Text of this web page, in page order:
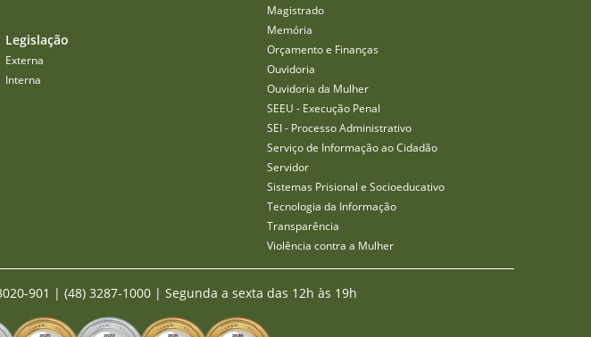
Legislação
Externa
Interna
Magistrado
Memória
Orçamento e Finanças
Ouvidoria
Ouvidoria da Mulher
SEEU - Execução Penal
SEI - Processo Administrativo
Serviço de Informação ao Cidadão
Servidor
Sistemas Prisional e Socioeducativo
Tecnologia da Informação
Transparência
Violência contra a Mulher
901 | (48) 3287-1000 | Segunda a sexta das 12h às 19h